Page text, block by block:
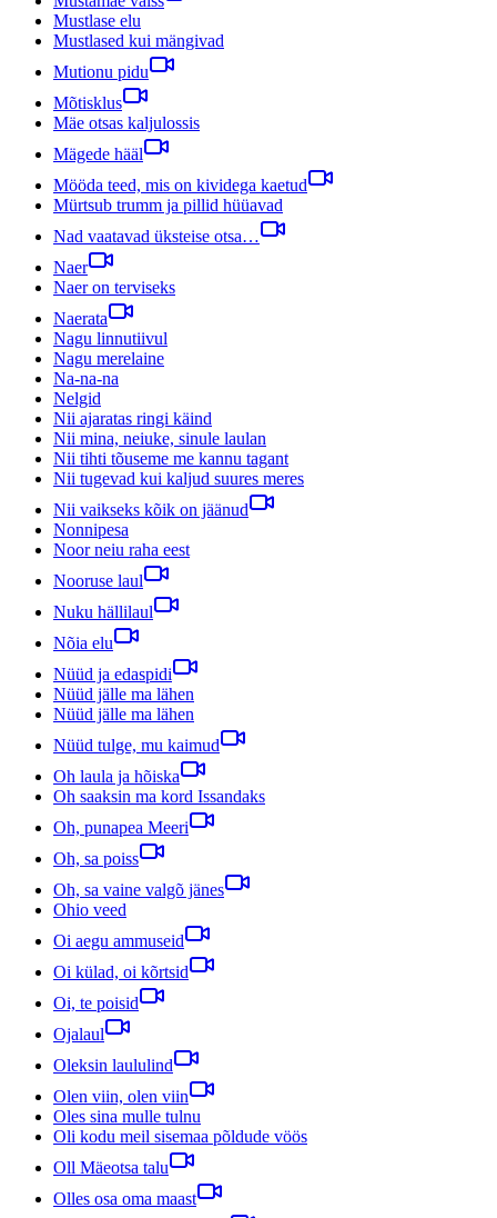
Mustlase elu
Mustlased kui mängivad
Mutionu pidu
Mõtisklus
Mäe otsas kaljulossis
Mägede hääl
Mööda teed, mis on kividega kaetud
Mürtsub trumm ja pillid hüüavad
Nad vaatavad üksteise otsa…
Naer
Naer on terviseks
Naerata
Nagu linnutiivul
Nagu merelaine
Na-na-na
Nelgid
Nii ajaratas ringi käind
Nii mina, neiuke, sinule laulan
Nii tihti tõuseme me kannu tagant
Nii tugevad kui kaljud suures meres
Nii vaikseks kõik on jäänud
Nonnipesa
Noor neiu raha eest
Nooruse laul
Nuku hällilaul
Nõia elu
Nüüd ja edaspidi
Nüüd jälle ma lähen
Nüüd jälle ma lähen
Nüüd tulge, mu kaimud
Oh laula ja hõiska
Oh saaksin ma kord Issandaks
Oh, punapea Meeri
Oh, sa poiss
Oh, sa vaine valgõ jänes
Ohio veed
Oi aegu ammuseid
Oi külad, oi kõrtsid
Oi, te poisid
Ojalaul
Oleksin laululind
Olen viin, olen viin
Oles sina mulle tulnu
Oli kodu meil sisemaa põldude vöös
Oll Mäeotsa talu
Olles osa oma maast